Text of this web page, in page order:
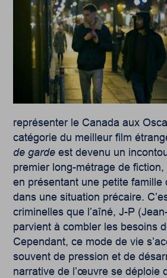
représenter le Canada aux
catégorie du meilleur film
de gardeest devenu un
premier long-métrage de
en présentant une petite famille
dans une situation précaire.
criminelles que l’aîné, J-P
parvient à combler les besoins
Cependant, ce mode de vie
souvent de pression et de
narrative de l’œuvre se déploie